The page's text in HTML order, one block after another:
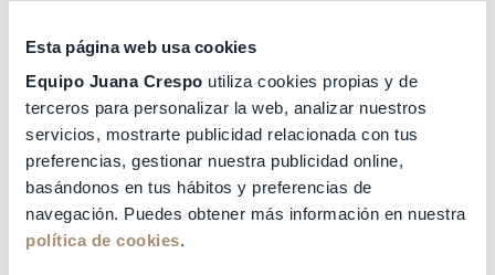
Esta página web usa cookies
Equipo Juana Crespo utiliza cookies propias y de
terceros para personalizar la web, analizar nuestros
servicios, mostrarte publicidad relacionada con tus
preferencias, gestionar nuestra publicidad online,
basándonos en tus hábitos y preferencias de
navegación. Puedes obtener más información en nuestra
política de cookies.
3 tienen muchas posibilidades reales de
evolucionar favorablemente, aunque no sepamos
si son tan “fuertes” como los llevados a día 5. En
pacientes con Endometriosis, bajas
respondedoras, o mala calidad ovular, nuestros
especialistas optan por mejorar al máximo el
útero y transferir pronto para que estos
embriones sean acogidos por el útero y tengan
posibilidad de evolucionar.